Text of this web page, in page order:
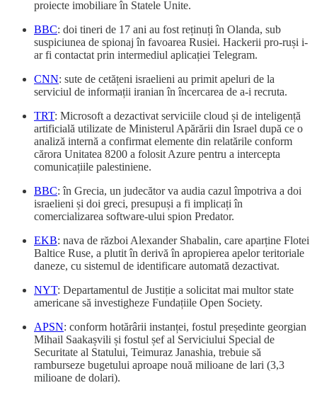
proiecte imobiliare în Statele Unite.
BBC: doi tineri de 17 ani au fost reținuți în Olanda, sub
suspiciunea de spionaj în favoarea Rusiei. Hackerii pro-ruși i-
ar fi contactat prin intermediul aplicației Telegram.
CNN: sute de cetățeni israelieni au primit apeluri de la
serviciul de informații iranian în încercarea de a-i recruta.
TRT: Microsoft a dezactivat serviciile cloud și de inteligență
artificială utilizate de Ministerul Apărării din Israel după ce o
analiză internă a confirmat elemente din relatările conform
cărora Unitatea 8200 a folosit Azure pentru a intercepta
comunicațiile palestiniene.
BBC: în Grecia, un judecător va audia cazul împotriva a doi
israelieni și doi greci, presupuși a fi implicați în
comercializarea software-ului spion Predator.
EKB: nava de război Alexander Shabalin, care aparține Flotei
Baltice Ruse, a plutit în derivă în apropierea apelor teritoriale
daneze, cu sistemul de identificare automată dezactivat.
NYT: Departamentul de Justiție a solicitat mai multor state
americane să investigheze Fundațiile Open Society.
APSN: conform hotărârii instanței, fostul președinte georgian
Mihail Saakașvili și fostul șef al Serviciului Special de
Securitate al Statului, Teimuraz Janashia, trebuie să
ramburseze bugetului aproape nouă milioane de lari (3,3
milioane de dolari).